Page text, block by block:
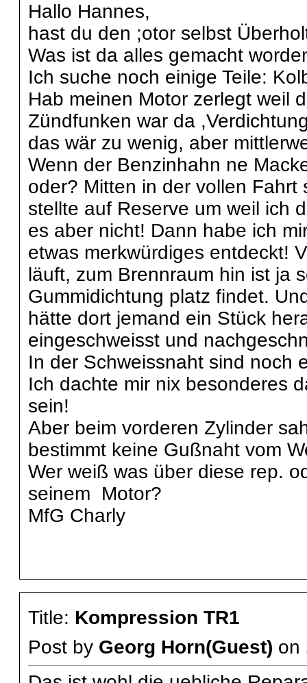
Hallo Hannes,
hast du den ;otor selbst
Was ist da alles gemacht
Ich suche noch einige Teile:
Hab meinen Motor zerlegt weil
Zündfunken war da
das wär zu wenig, aber
Wenn der Benzinhahn ne
oder? Mitten in der vollen
stellte auf Reserve um weil ich
es aber nicht! Dann habe ich
etwas merkwürdiges entdeckt!
läuft, zum Brennraum hin ist ja
Gummidichtung platz findet.
hätte dort jemand ein Stück
eingeschweisst und
In der Schweissnaht sind noch
Ich dachte mir nix besonderes
sein!
Aber beim vorderen Zylinder
bestimmt keine Gußnaht vom
Wer weiß was über diese rep.
seinem Motor?
MfG Charly
Title: Kompression TR1
Post by Georg Horn(Guest) on